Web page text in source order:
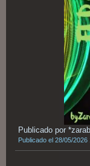
Publicado por
Publicado el 28/05/